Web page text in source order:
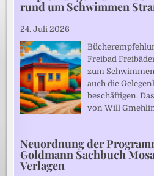
rund um Schwimmen
24. Juli 2026
Freibad
zum
auch die
beschäftigen.
von Will
Neuordnung der
Goldmann Sachbuch
Verlagen